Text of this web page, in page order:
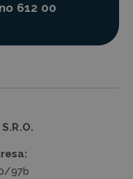
612 00
97b